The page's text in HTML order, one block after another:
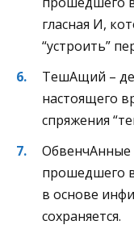
гласная И,
“устроить”
ТешАщий –
настоящего
спряжения
ОбвенчАнные
прошедшего
в основе
сохраняется.